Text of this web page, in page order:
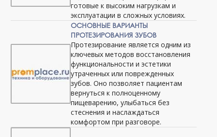
готовые к высоким нагрузкам и
эксплуатации в сложных условиях.
ОСНОВНЫЕ ВАРИАНТЫ
ПРОТЕЗИРОВАНИЯ ЗУБОВ
Протезирование является одним из
ключевых методов восстановления
функциональности и эстетики
утраченных или поврежденных
зубов. Оно позволяет пациентам
вернуться к полноценному
пищеварению, улыбаться без
стеснения и наслаждаться
комфортом при разговоре.